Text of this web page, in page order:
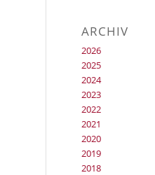
ARCHIV
2026
2025
2024
2023
2022
2021
2020
2019
2018